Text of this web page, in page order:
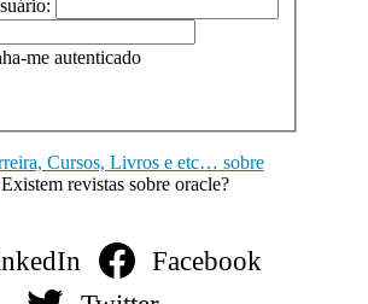
me autenticado
Cursos, Livros e etc… sobre
Existem revistas sobre oracle?
Facebook